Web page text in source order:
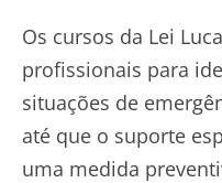
Os cursos da Lei
profissionais para
situações de
até que o suporte
uma medida